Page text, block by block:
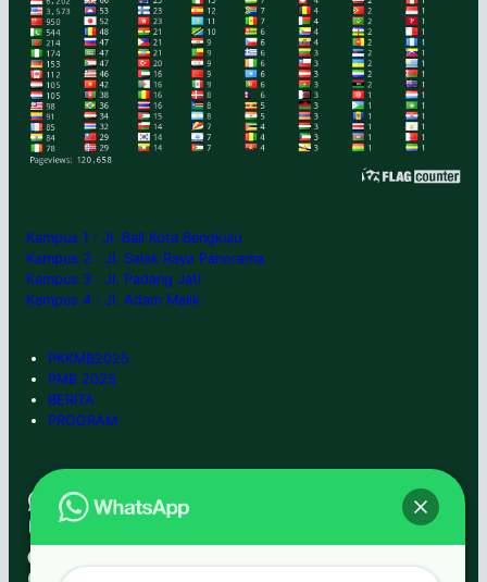
Kampus 1 : Jl. Bali Kota Bengkulu
Kampus 2 : Jl. Salak Raya Panorama
Kampus 3 : Jl. Padang Jati
Kampus 4 : Jl. Adam Malik
PKKMB2025
PMB 2025
BERITA
PROGRAM
WhatsApp 0852-6666-7992
Instagram umbengkulu
TikTok